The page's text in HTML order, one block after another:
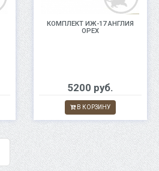
КОМПЛЕКТ ИЖ-17 АНГЛИЯ
ОРЕХ
5200 руб.
В КОРЗИНУ